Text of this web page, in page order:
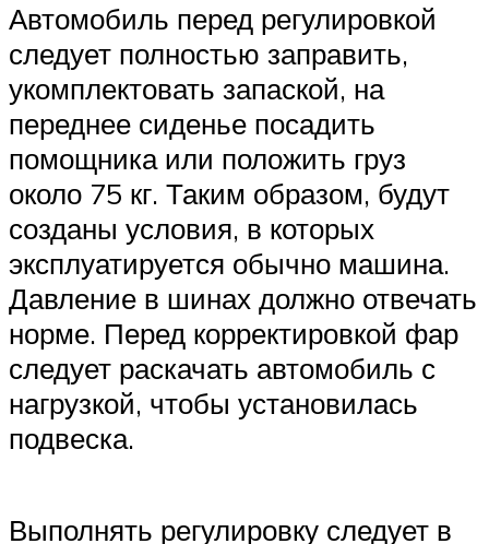
Автомобиль перед регулировкой
следует полностью заправить,
укомплектовать запаской, на
переднее сиденье посадить
помощника или положить груз
около 75 кг. Таким образом, будут
созданы условия, в которых
эксплуатируется обычно машина.
Давление в шинах должно отвечать
норме. Перед корректировкой фар
следует раскачать автомобиль с
нагрузкой, чтобы установилась
подвеска.
Выполнять регулировку следует в